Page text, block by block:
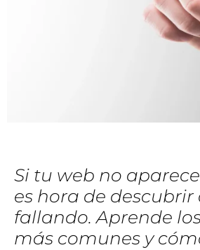
Si tu web no
es hora de descubrir
fallando. Aprende
más comunes y